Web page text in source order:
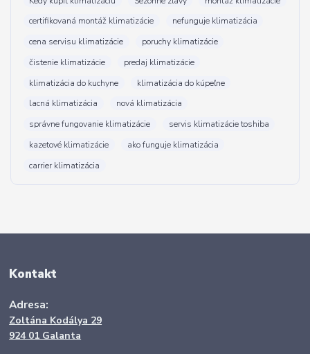
certifikovaná montáž klimatizácie
nefunguje klimatizácia
cena servisu klimatizácie
poruchy klimatizácie
čistenie klimatizácie
predaj klimatizácie
klimatizácia do kuchyne
klimatizácia do kúpeľne
lacná klimatizácia
nová klimatizácia
správne fungovanie klimatizácie
servis klimatizácie toshiba
kazetové klimatizácie
ako funguje klimatizácia
carrier klimatizácia
Kontakt
Adresa:
Zoltána Kodálya 29
924 01 Galanta